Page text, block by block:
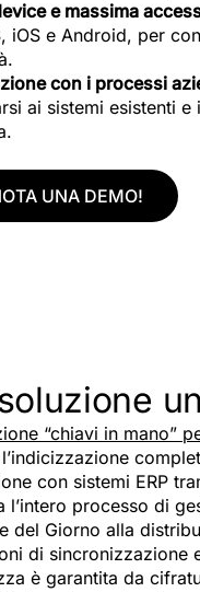
e massima
iOS e Android, per
con i processi
ai sistemi esistenti
UNA DEMO!
“chiavi in mano”
con sistemi ERP
l’intero processo di
del Giorno alla
di sincronizzazione
è garantita da